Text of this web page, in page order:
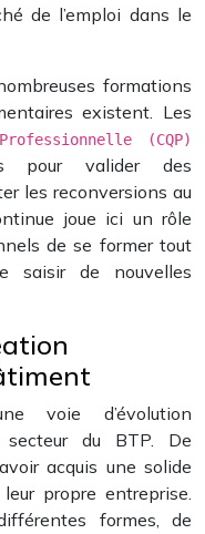
de l’emploi dans le
formations
existent. Les
(CQP)
pour valider des
les reconversions au
joue ici un rôle
de se former tout
saisir de nouvelles
voie d’évolution
du BTP. De
acquis une solide
propre entreprise.
formes, de